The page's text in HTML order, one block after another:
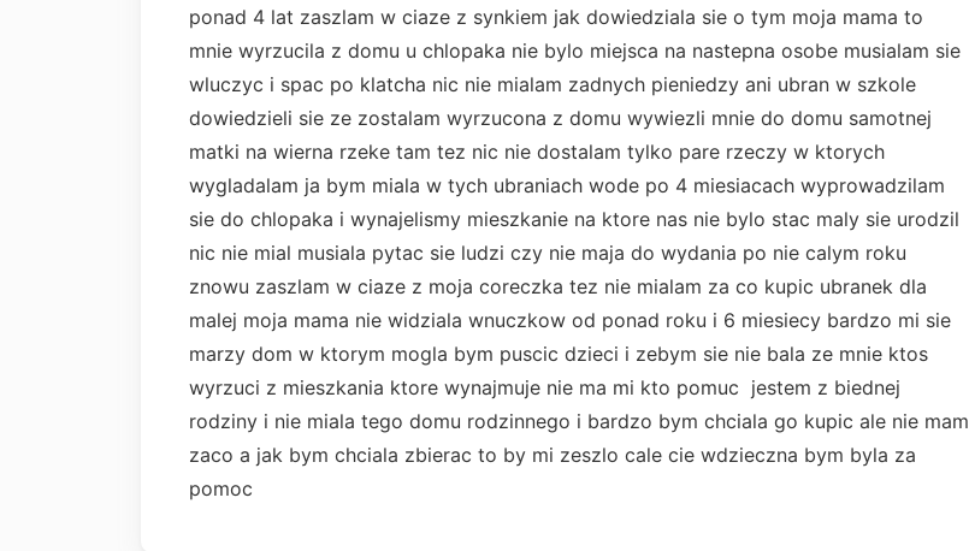
ponad 4 lat zaszlam w ciaze z synkiem jak dowiedziala sie o tym moja mama to
mnie wyrzucila z domu u chlopaka nie bylo miejsca na nastepna osobe musialam sie
wluczyc i spac po klatcha nic nie mialam zadnych pieniedzy ani ubran w szkole
dowiedzieli sie ze zostalam wyrzucona z domu wywiezli mnie do domu samotnej
matki na wierna rzeke tam tez nic nie dostalam tylko pare rzeczy w ktorych
wygladalam ja bym miala w tych ubraniach wode po 4 miesiacach wyprowadzilam
sie do chlopaka i wynajelismy mieszkanie na ktore nas nie bylo stac maly sie urodzil
nic nie mial musiala pytac sie ludzi czy nie maja do wydania po nie calym roku
znowu zaszlam w ciaze z moja coreczka tez nie mialam za co kupic ubranek dla
malej moja mama nie widziala wnuczkow od ponad roku i 6 miesiecy bardzo mi sie
marzy dom w ktorym mogla bym puscic dzieci i zebym sie nie bala ze mnie ktos
wyrzuci z mieszkania ktore wynajmuje nie ma mi kto pomuc jestem z biednej
rodziny i nie miala tego domu rodzinnego i bardzo bym chciala go kupic ale nie mam
zaco a jak bym chciala zbierac to by mi zeszlo cale cie wdzieczna bym byla za
pomoc